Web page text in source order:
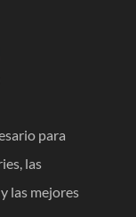
para
las
las mejores